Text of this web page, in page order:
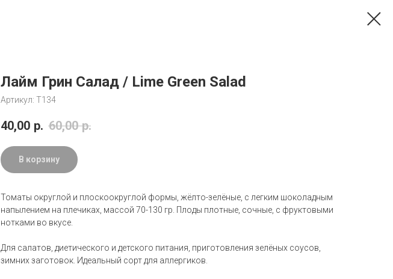
Лайм Грин Салад / Lime Green Salad
Артикул: Т134
40,00 р. 60,00 р.
В корзину
Томаты округлой и плоскоокруглой формы, жёлто-зелёные, с легким шоколадным
напылением на плечиках, массой 70-130 гр. Плоды плотные, сочные, с фруктовыми
нотками во вкусе.
Для салатов, диетического и детского питания, приготовления зелёных соусов,
зимних заготовок. Идеальный сорт для аллергиков.